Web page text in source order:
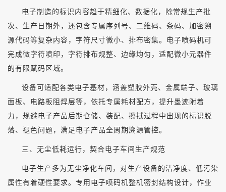
电子制造的标识内容趋于精细化、数据化，除常规生产批
次、生产日期外，还包含专属序列号、二维码、条码、加密溯
源代码等复杂内容，字符尺寸微小、排布密集。电子喷码机可
完成微字符喷印，字符排布规整、边缘均匀，适配微小元器件
的有限赋码区域。
设备可适配各类电子基材，涵盖塑胶外壳、金属端子、玻璃
面板、电路板阻焊层等，依托专属耗材配方，提升墨迹附着
力，规避电子产品后期仓储、装配、擦拭过程中出现的标识脱
落、褪色问题，满足电子产品全周期溯源管控。
三、无尘低耗运行，契合电子车间生产规范
电子生产多为无尘净化车间，对生产设备的洁净度、低污染
属性有着硬性要求。专用电子喷码机整机密封结构设计，作业